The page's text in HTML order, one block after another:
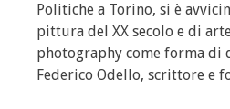
Politiche a Torino, si è
pittura del XX secolo e di
photography come forma di
Federico Odello, scrittore e